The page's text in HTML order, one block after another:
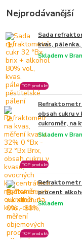
Nejprodávanější
1.
Sada
kvas,
Skladem v
TOP produkt
2.
Refraktometr
obsah cukru
cukroměr, na
Skladem v
TOP produkt
3.
Refraktometr
procent
Skladem
TOP produkt